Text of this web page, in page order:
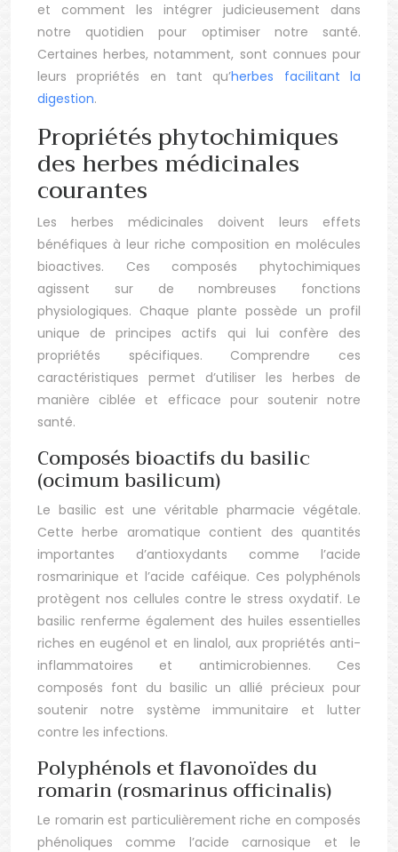
et comment les intégrer judicieusement dans
notre quotidien pour optimiser notre santé.
Certaines herbes, notamment, sont connues pour
leurs propriétés en tant qu’herbes facilitant la
digestion.
Propriétés phytochimiques
des herbes médicinales
courantes
Les herbes médicinales doivent leurs effets
bénéfiques à leur riche composition en molécules
bioactives. Ces composés phytochimiques
agissent sur de nombreuses fonctions
physiologiques. Chaque plante possède un profil
unique de principes actifs qui lui confère des
propriétés spécifiques. Comprendre ces
caractéristiques permet d’utiliser les herbes de
manière ciblée et efficace pour soutenir notre
santé.
Composés bioactifs du basilic
(ocimum basilicum)
Le basilic est une véritable pharmacie végétale.
Cette herbe aromatique contient des quantités
importantes d’antioxydants comme l’acide
rosmarinique et l’acide caféique. Ces polyphénols
protègent nos cellules contre le stress oxydatif. Le
basilic renferme également des huiles essentielles
riches en eugénol et en linalol, aux propriétés anti-
inflammatoires et antimicrobiennes. Ces
composés font du basilic un allié précieux pour
soutenir notre système immunitaire et lutter
contre les infections.
Polyphénols et flavonoïdes du
romarin (rosmarinus officinalis)
Le romarin est particulièrement riche en composés
phénoliques comme l’acide carnosique et le